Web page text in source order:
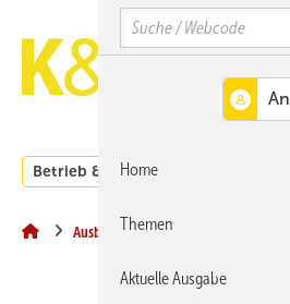
Hauptinhalt
Hauptmenü
SiteSearch
Betrieb & Management
Ausbildung
Search
Home
Themen
Aktuelle Ausgabe